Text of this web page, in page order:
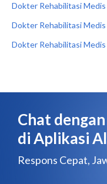
Dokter Rehabilitasi Medis
Dokter Rehabilitasi
Dokter Rehabilitasi Medis